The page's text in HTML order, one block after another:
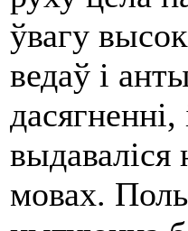
ўвагу
ведаў i
выдаваліся
мовах.